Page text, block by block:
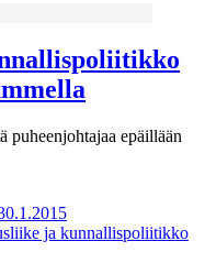
puheenjohtajaa epäillään
ja kunnallispoliitikko